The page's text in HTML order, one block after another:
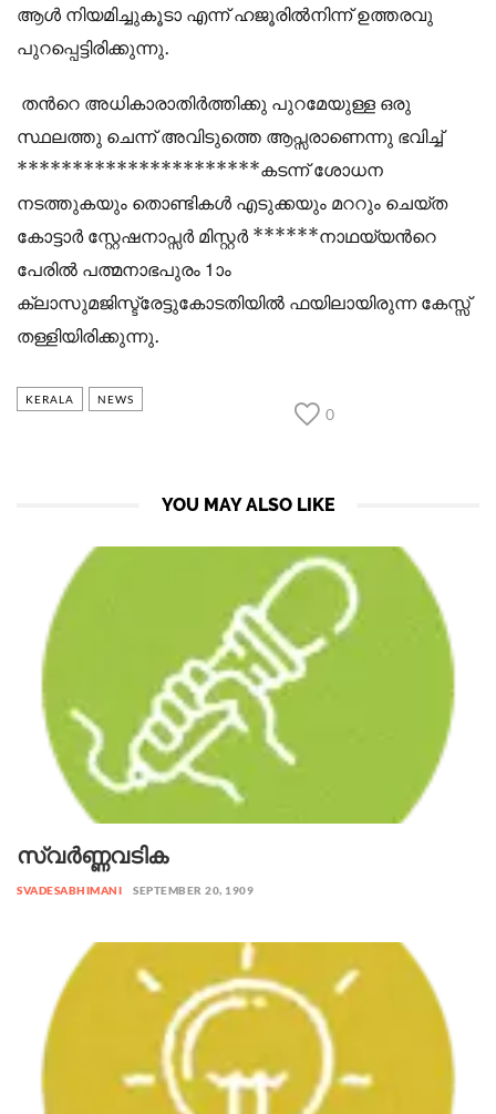
ആള്‍ നിയമിച്ചുകൂടാ എന്ന് ഹജൂരില്‍നിന്ന് ഉത്തരവു
പുറപ്പെട്ടിരിക്കുന്നു.
തന്‍റെ അധികാരാതിര്‍ത്തിക്കു പുറമേയുള്ള ഒരു
സ്ഥലത്തു ചെന്ന് അവിടുത്തെ ആപ്സരാണെന്നു ഭവിച്ച്
**********************കടന്ന് ശോധന
നടത്തുകയും തൊണ്ടികള്‍ എടുക്കയും മററും ചെയ്ത
കോട്ടാര്‍ സ്റ്റേഷനാപ്സര്‍ മിസ്റ്റര്‍ ******നാഥയ്യന്‍റെ
പേരില്‍ പത്മനാഭപുരം 1ാം
ക്ലാസുമജിസ്ട്രേട്ടുകോടതിയില്‍ ഫയിലായിരുന്ന കേസ്സ്
തള്ളിയിരിക്കുന്നു.
KERALA NEWS
0
YOU MAY ALSO LIKE
സ്വർണ്ണവടിക
SVADESABHIMANI SEPTEMBER 20, 1909